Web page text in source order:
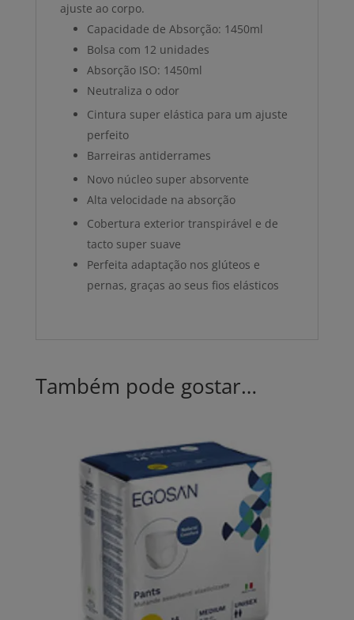
ajuste ao corpo.
Capacidade de Absorção: 1450ml
Bolsa com 12 unidades
Absorção ISO: 1450ml
Neutraliza o odor
Cintura super elástica para um ajuste
perfeito
Barreiras antiderrames
Novo núcleo super absorvente
Alta velocidade na absorção
Cobertura exterior transpirável e de
tacto super suave
Perfeita adaptação nos glúteos e
pernas, graças ao seus fios elásticos
Também pode gostar…